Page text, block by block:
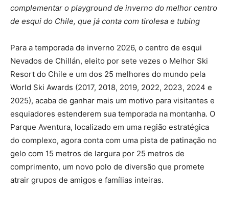
complementar o playground de inverno do melhor centro
de esqui do Chile, que já conta com tirolesa e tubing
Para a temporada de inverno 2026, o centro de esqui
Nevados de Chillán, eleito por sete vezes o Melhor Ski
Resort do Chile e um dos 25 melhores do mundo pela
World Ski Awards (2017, 2018, 2019, 2022, 2023, 2024 e
2025), acaba de ganhar mais um motivo para visitantes e
esquiadores estenderem sua temporada na montanha. O
Parque Aventura, localizado em uma região estratégica
do complexo, agora conta com uma pista de patinação no
gelo com 15 metros de largura por 25 metros de
comprimento, um novo polo de diversão que promete
atrair grupos de amigos e famílias inteiras.